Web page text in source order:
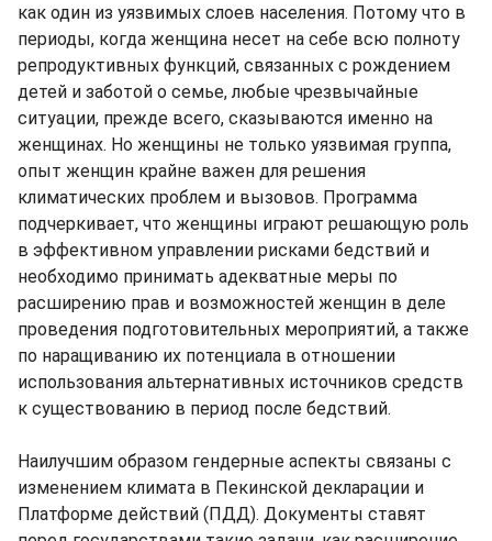
как один из уязвимых слоев населения. Потому что в
периоды, когда женщина несет на себе всю полноту
репродуктивных функций, связанных с рождением
детей и заботой о семье, любые чрезвычайные
ситуации, прежде всего, сказываются именно на
женщинах. Но женщины не только уязвимая группа,
опыт женщин крайне важен для решения
климатических проблем и вызовов. Программа
подчеркивает, что женщины играют решающую роль
в эффективном управлении рисками бедствий и
необходимо принимать адекватные меры по
расширению прав и возможностей женщин в деле
проведения подготовительных мероприятий, а также
по наращиванию их потенциала в отношении
использования альтернативных источников средств
к существованию в период после бедствий.
Наилучшим образом гендерные аспекты связаны с
изменением климата в Пекинской декларации и
Платформе действий (ПДД). Документы ставят